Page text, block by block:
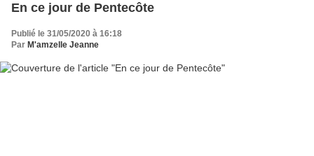
En ce jour de Pentecôte
Publié le 31/05/2020 à 16:18
Par M'amzelle Jeanne